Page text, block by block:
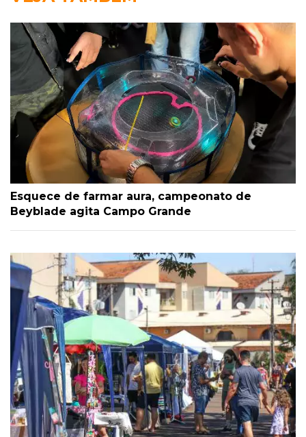
Esquece de farmar aura, campeonato de
Beyblade agita Campo Grande